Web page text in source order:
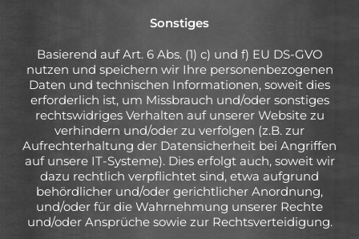
Sonstiges
Basierend auf Art. 6 Abs. (1) c) und f) EU DS-GVO
nutzen und speichern wir Ihre personenbezogenen
Daten und technischen Informationen, soweit dies
erforderlich ist, um Missbrauch und/oder sonstiges
rechtswidriges Verhalten auf unserer Website zu
verhindern und/oder zu verfolgen (z.B. zur
Aufrechterhaltung der Datensicherheit bei Angriffen
auf unsere IT-Systeme). Dies erfolgt auch, soweit wir
dazu rechtlich verpflichtet sind, etwa aufgrund
behördlicher und/oder gerichtlicher Anordnung,
und/oder für die Wahrnehmung unserer Rechte
und/oder Ansprüche sowie zur Rechtsverteidigung.